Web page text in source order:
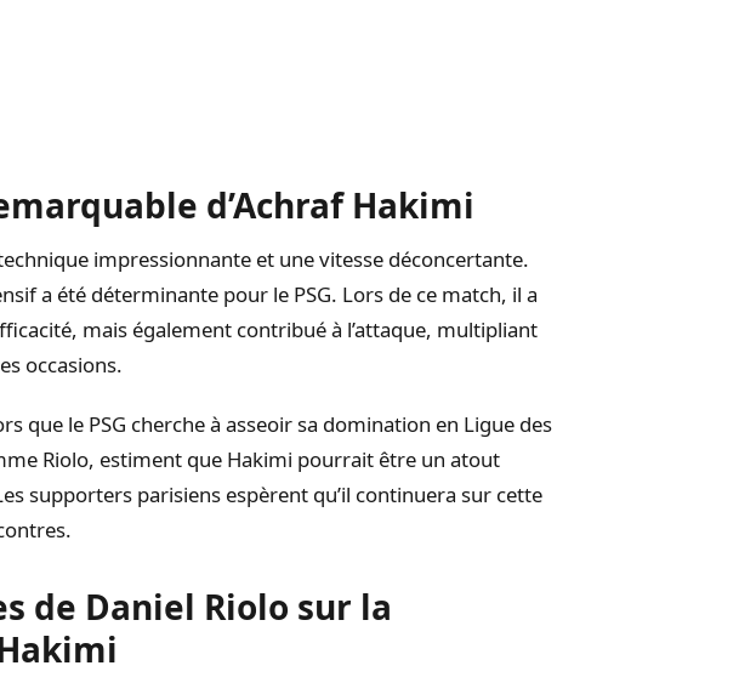
d’Achraf Hakimi
impressionnante et une vitesse déconcertante.
a été déterminante pour le PSG. Lors de ce match, il a
mais également contribué à l’attaque, multipliant
occasions.
que le PSG cherche à asseoir sa domination en Ligue des
Riolo, estiment que Hakimi pourrait être un atout
supporters parisiens espèrent qu’il continuera sur cette
de Daniel Riolo sur la